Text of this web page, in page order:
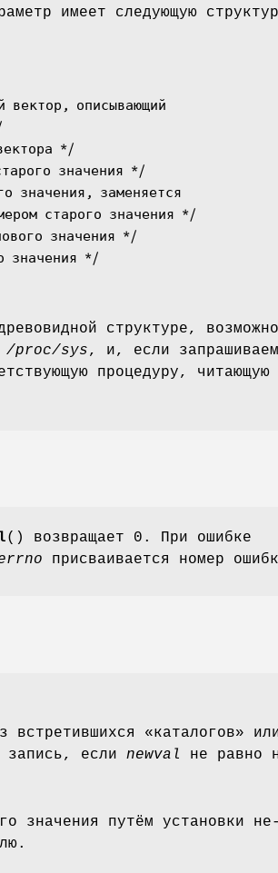
имеет следующую
структуре,
/proc/sys, и, если
процедуру, читающую
() возвращает 0. При ошибке
присваивается номер
встретившихся «каталогов»
запись, если newval не равно
значения путём установки